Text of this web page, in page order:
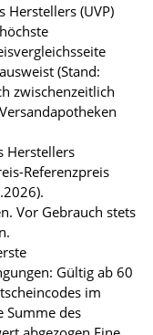
Herstellers (UVP)
(Stand:
zwischenzeitlich
Herstellers
Referenzpreis
Vor Gebrauch stets
Gültig ab 60
im
Summe des